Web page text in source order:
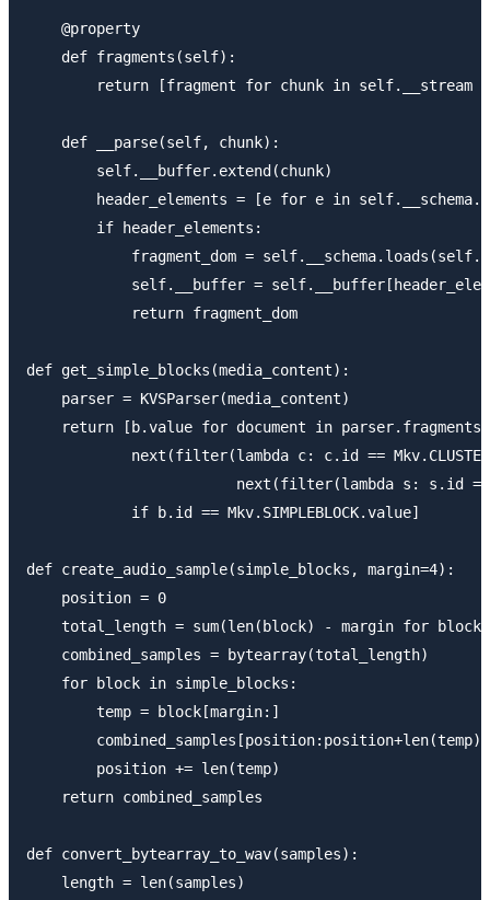
    @property
    def fragments(self):
return [fragment for chunk in self.__stream
    def __parse(self, chunk):
        self.__buffer.extend(chunk)
header_elements = [e for e in
        if header_elements:
fragment_dom =
self.__buffer =
            return fragment_dom
def get_simple_blocks(media_content):
    parser = KVSParser(media_content)
return [b.value for document in
next(filter(lambda c: c.id ==
next(filter(lambda s: s.id
            if b.id == Mkv.SIMPLEBLOCK.value]
def create_audio_sample(simple_blocks, margin=4):
    position = 0
total_length = sum(len(block) - margin for block
    combined_samples = bytearray(total_length)
    for block in simple_blocks:
        temp = block[margin:]
        position += len(temp)
    return combined_samples
def convert_bytearray_to_wav(samples):
    length = len(samples)